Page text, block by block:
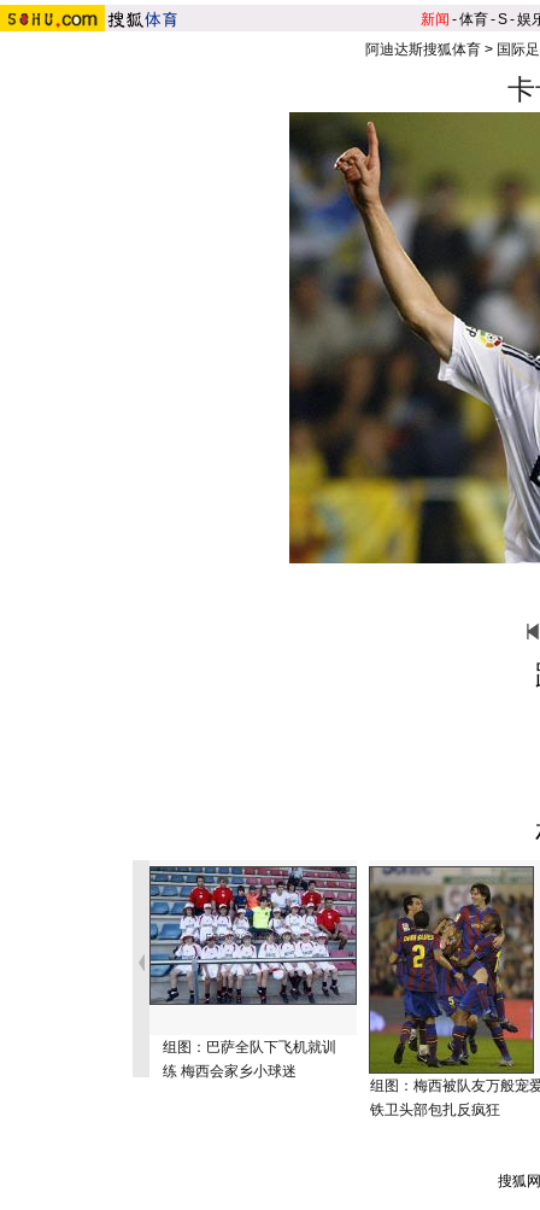
新闻 -体育-S-娱
阿迪达斯搜狐体育> 国际
组图：巴萨全队下飞机就训
练 梅西会家乡小球迷
组图：梅西被队友万般宠
铁卫头部包扎反疯狂